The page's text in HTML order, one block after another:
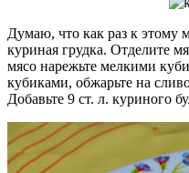
Думаю, что как раз к этому
куриная грудка. Отделите
мясо нарежьте мелкими
кубиками, обжарьте на
Добавьте 9 ст. л. куриного